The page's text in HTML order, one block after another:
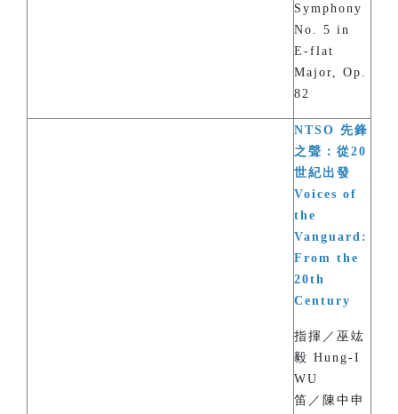
Symphony
No. 5 in
E-flat
Major, Op.
82
NTSO 先鋒
之聲：從20
世紀出發
Voices of
the
Vanguard:
From the
20th
Century
指揮／巫竑
毅 Hung-I
WU
笛／陳中申